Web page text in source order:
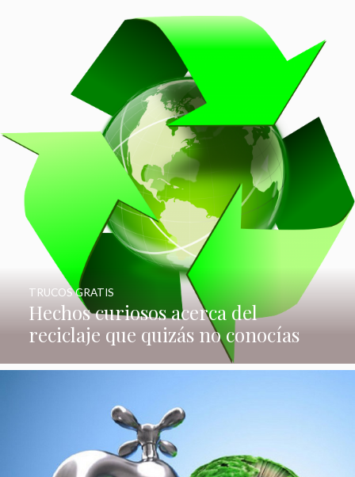
Hechos curiosos acerca del
reciclaje que quizás no conocías
TRUCOS GRATIS